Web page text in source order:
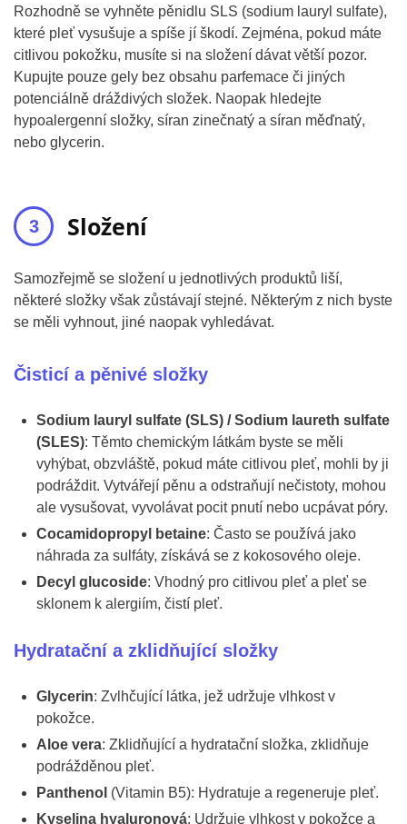
Rozhodně se vyhněte pěnidlu SLS (sodium lauryl sulfate),
které pleť vysušuje a spíše jí škodí. Zejména, pokud máte
citlivou pokožku, musíte si na složení dávat větší pozor.
Kupujte pouze gely bez obsahu parfemace či jiných
potenciálně dráždivých složek. Naopak hledejte
hypoalergenní složky, síran zinečnatý a síran měďnatý,
nebo glycerin.
Složení
Samozřejmě se složení u jednotlivých produktů liší,
některé složky však zůstávají stejné. Některým z nich byste
se měli vyhnout, jiné naopak vyhledávat.
Čisticí a pěnivé složky
Sodium lauryl sulfate (SLS) / Sodium laureth sulfate
(SLES): Těmto chemickým látkám byste se měli
vyhýbat, obzvláště, pokud máte citlivou pleť, mohli by ji
podráždit. Vytvářejí pěnu a odstraňují nečistoty, mohou
ale vysušovat, vyvolávat pocit pnutí nebo ucpávat póry.
Cocamidopropyl betaine: Často se používá jako
náhrada za sulfáty, získává se z kokosového oleje.
Decyl glucoside: Vhodný pro citlivou pleť a pleť se
sklonem k alergiím, čistí pleť.
Hydratační a zklidňující složky
Glycerin: Zvlhčující látka, jež udržuje vlhkost v
pokožce.
Aloe vera: Zklidňující a hydratační složka, zklidňuje
podrážděnou pleť.
Panthenol (Vitamin B5): Hydratuje a regeneruje pleť.
Kyselina hyaluronová: Udržuje vlhkost v pokožce a